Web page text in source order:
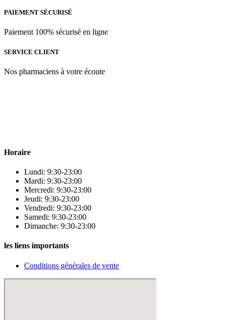
PAIEMENT SÉCURISÉ
Paiement 100% sécurisé en ligne
SERVICE CLIENT
Nos pharmaciens à votre écoute
Horaire
Lundi: 9:30-23:00
Mardi: 9:30-23:00
Mercredi: 9:30-23:00
Jeudi: 9:30-23:00
Vendredi: 9:30-23:00
Samedi: 9:30-23:00
Dimanche: 9:30-23:00
les liens importants
Conditions générales de vente